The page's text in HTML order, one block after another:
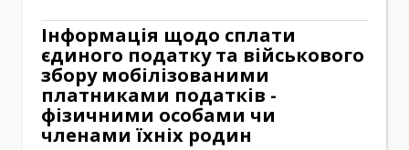
Інформація щодо сплати
єдиного податку та військового
збору мобілізованими
платниками податків -
фізичними особами чи
членами їхніх родин